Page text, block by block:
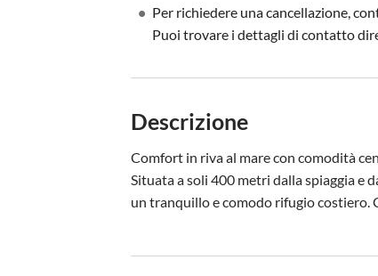
• Per richiedere una cancellazione,
Puoi trovare i dettagli di contatto
Descrizione
Comfort in riva al mare con comodità
Situata a soli 400 metri dalla spiaggia e
un tranquillo e comodo rifugio costiero.